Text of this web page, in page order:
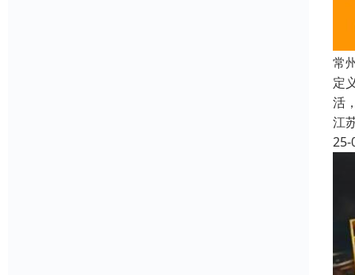
常
定
活
江
25-